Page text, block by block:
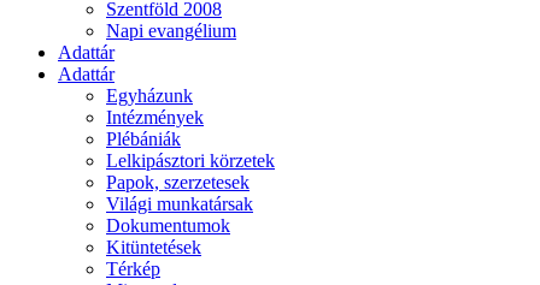
Szentföld 2008
Napi evangélium
Adattár
Adattár
Egyházunk
Intézmények
Plébániák
Lelkipásztori körzetek
Papok, szerzetesek
Világi munkatársak
Dokumentumok
Kitüntetések
Térkép